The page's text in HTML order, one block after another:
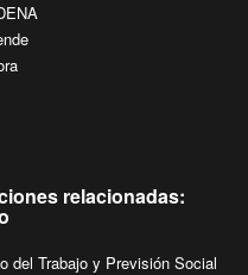
relacionadas:
del Trabajo y Previsión Social